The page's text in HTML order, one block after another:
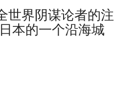
世界阴谋论者的注
本的一个沿海城